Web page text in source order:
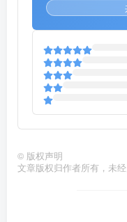
© 版权声明
文章版权归作者所有，未经